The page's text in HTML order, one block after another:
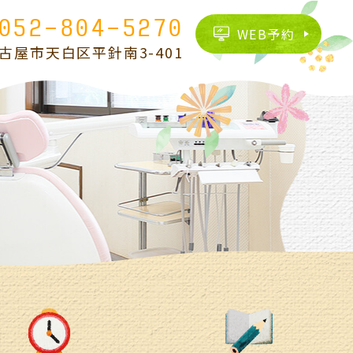
804-5270
屋市天白区平針南3-401
WEB予約